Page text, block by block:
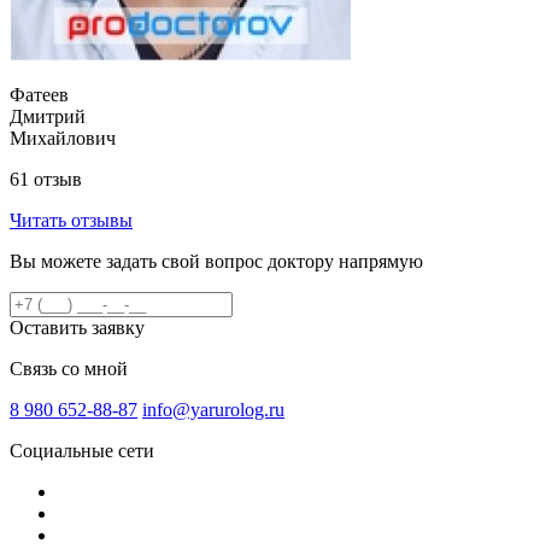
Фатеев
Дмитрий
Михайлович
61 отзыв
Читать отзывы
Вы можете задать свой вопрос доктору напрямую
Оставить заявку
Связь со мной
8 980 652-88-87 info@yarurolog.ru
Социальные сети